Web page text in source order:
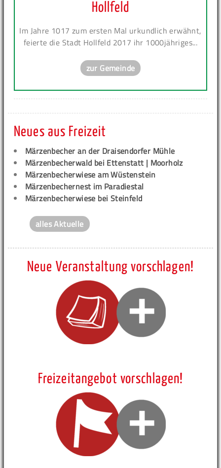
Hollfeld
Im Jahre 1017 zum ersten Mal urkundlich erwähnt,
feierte die Stadt Hollfeld 2017 ihr 1000jähriges...
zur Gemeinde
Neues aus Freizeit
Märzenbecher an der Draisendorfer Mühle
Märzenbecherwald bei Ettenstatt | Moorholz
Märzenbecherwiese am Wüstenstein
Märzenbechernest im Paradiestal
Märzenbecherwiese bei Steinfeld
alles Aktuelle
Neue Veranstaltung vorschlagen!
Freizeitangebot vorschlagen!